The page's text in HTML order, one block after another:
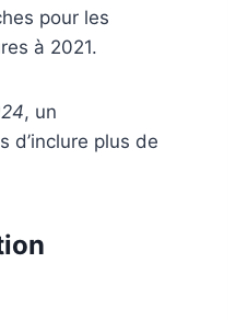
pour les
à 2021.
, un
d’inclure plus de